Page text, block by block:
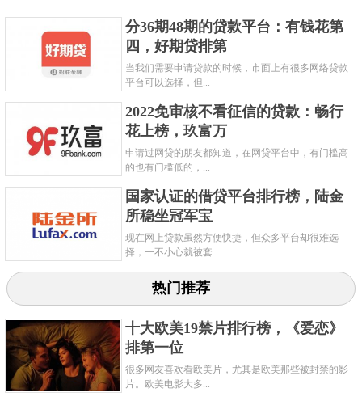
分36期48期的贷款平台：有钱花第
四，好期贷排第
当我们需要申请贷款的时候，市面上有很多网络贷款
平台可以选择，但...
2022免审核不看征信的贷款：畅行
花上榜，玖富万
申请过网贷的朋友都知道，在网贷平台中，有门槛高
的也有门槛低的，...
国家认证的借贷平台排行榜，陆金
所稳坐冠军宝
现在网上贷款虽然方便快捷，但众多平台却很难选
择，一不小心就被套...
热门推荐
十大欧美19禁片排行榜，《爱恋》
排第一位
很多网友喜欢看欧美片，尤其是欧美那些被封禁的影
片。欧美电影大多...